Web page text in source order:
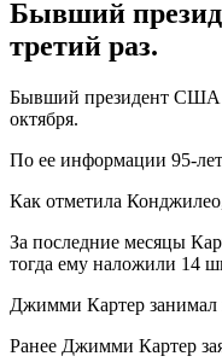
Бывший
третий раз.
Бывший президент США
октября.
По ее информации 95-
Как отметила
За последние месяцы
тогда ему наложили 14
Джимми Картер занимал
Ранее Джимми Картер